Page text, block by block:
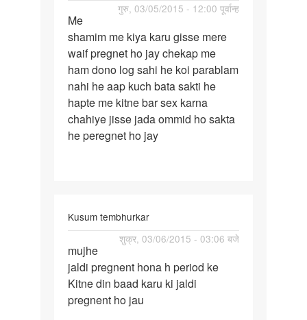
गुरु, 03/05/2015 - 12:00 पूर्वान्ह
Me
shamim
me
kiya
karu
gisse
Me
shamim me kiya karu gisse mere
waif pregnet ho jay chekap me
ham dono log sahi he koi parablam
nahi he aap kuch bata sakti he
hapte me kitne bar sex karna
chahiye jisse jada ommid ho sakta
he peregnet ho jay
Kusum tembhurkar
शुक्र, 03/06/2015 - 03:06 बजे
mujhe
jaldi
pregnent
hona
mujhe
jaldi pregnent hona h period ke
Kitne din baad karu ki jaldi
pregnent ho jau